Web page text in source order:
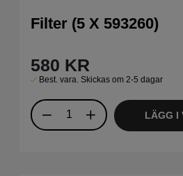
Filter (5 X 593260)
580 KR
Best. vara. Skickas om 2-5 dagar
LÄGG I